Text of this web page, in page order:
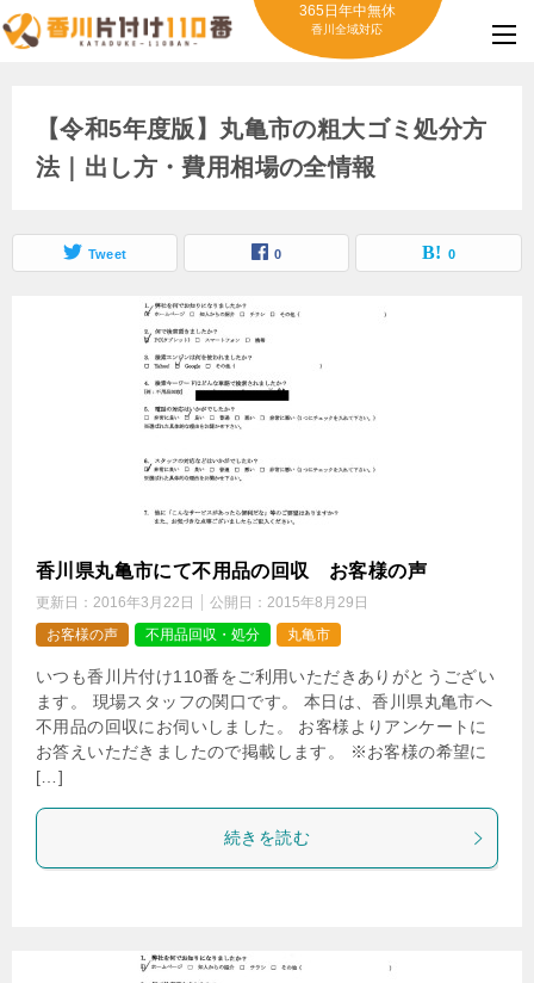
365日年中無休
香川全域対応
【令和5年度版】丸亀市の粗大ゴミ処分方
法｜出し方・費用相場の全情報
Tweet 0 0
香川県丸亀市にて不用品の回収 お客様の声
更新日： 2016年3月22日 公開日： 2015年8月29日
お客様の声
不用品回収・処分 丸亀市
いつも香川片付け110番をご利用いただきありがとうござい
ます。 現場スタッフの関口です。 本日は、香川県丸亀市へ
不用品の回収にお伺いしました。 お客様よりアンケートに
お答えいただきましたので掲載します。 ※お客様の希望に
[…]
続きを読む